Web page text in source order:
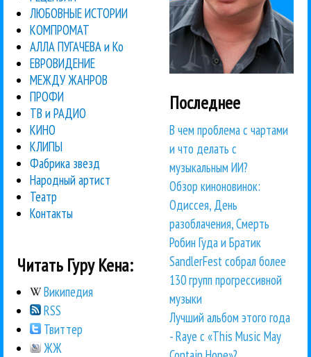
ЛЮБОВНЫЕ ИСТОРИИ
КОМПРОМАТ
АЛЛА ПУГАЧЕВА и Ко
ЕВРОВИДЕНИЕ
МЕЖДУ ЖАНРОВ
ПРОФИ
ТВ и РАДИО
КИНО
КЛИПЫ
Фабрика звезд
Народный артист
Театр
Контакты
Читать Гуру Кена:
Википедия
RSS
Твиттер
ЖЖ
Последнее
В чем проблема с чартами
и что делать с
музыкальным ИИ?
Обзор киноновинок:
Одиссея, День
разоблачения, Смерть
Робин Гуда и Братик
SandlerFest собрал более
130 групп прогрессивной
музыки
Лучший альбом этого года
- Raye с «This Music May